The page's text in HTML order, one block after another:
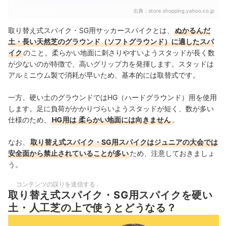
出典： store.shopping.yahoo.co.jp
取り替え式スパイク・SG用サッカースパイクとは、
ぬかるんだ
土・長い天然芝のグラウンド（ソフトグラウンド）に適したスパ
イクのこと。柔らかい地面に刺さりやすいようスタッドが長く数
が少ないのが特徴で、高いグリップ力を発揮します。スタッドは
アルミニウム製で消耗が早いため、基本的には取替式です。
一方、硬い土のグラウンドではHG（ハードグラウンド）用を使用
します。足に負荷がかかりづらいようスタッドが短く、数が多い
仕様のため、
HG用は 柔らかい地面には向きません 。
なお、
取り替え式スパイク・SG用スパイクはジュニアの大会では
安全面から禁止されていることが多いため、注意しておきましょ
う。
コンテンツの誤りを送信する
取り替え式スパイク・SG用スパイクを硬い
土・人工芝の上で使うとどうなる？